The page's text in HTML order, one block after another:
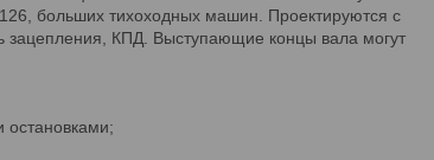
больших тихоходных машин. Проектируются с
КПД. Выступающие концы вала могут
остановками;